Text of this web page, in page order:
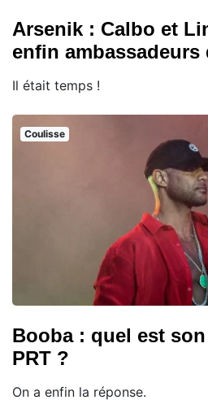
Arsenik : Calbo et
enfin ambassadeurs
Il était temps !
Coulisse
Booba : quel est
PRT ?
On a enfin la réponse.